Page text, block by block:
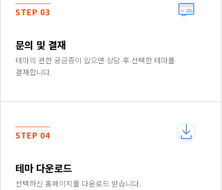
STEP 03
문의 및 결재
테마의 관한 궁금증이 있으면 상담 후 선택한 테마를
결재합니다.
STEP 04
테마 다운로드
선택하신 홈페이지를 다운로드 받습니다.